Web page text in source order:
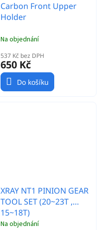
Carbon Front Upper
Holder
Na objednání
537 Kč bez DPH
650 Kč
Do košíku
XRAY NT1 PINION GEAR
TOOL SET (20~23T ,
15~18T)
Na objednání